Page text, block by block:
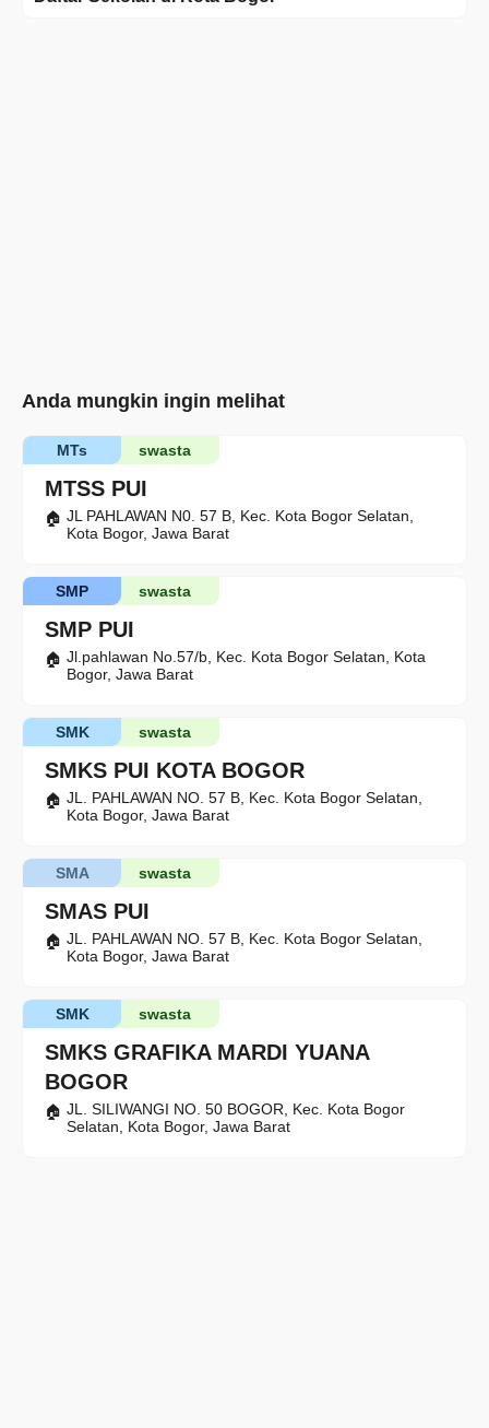
Anda mungkin ingin melihat
MTSS PUI
swasta
MTs
JL PAHLAWAN N0. 57 B, Kec. Kota Bogor Selatan,
Kota Bogor, Jawa Barat
SMP PUI
swasta
SMP
Jl.pahlawan No.57/b, Kec. Kota Bogor Selatan, Kota
Bogor, Jawa Barat
SMKS PUI KOTA BOGOR
swasta
SMK
JL. PAHLAWAN NO. 57 B, Kec. Kota Bogor Selatan,
Kota Bogor, Jawa Barat
SMAS PUI
swasta
SMA
JL. PAHLAWAN NO. 57 B, Kec. Kota Bogor Selatan,
Kota Bogor, Jawa Barat
SMKS GRAFIKA MARDI YUANA
BOGOR
swasta
SMK
JL. SILIWANGI NO. 50 BOGOR, Kec. Kota Bogor
Selatan, Kota Bogor, Jawa Barat